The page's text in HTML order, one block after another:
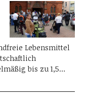
Lebensmittel
bis zu 1,5…